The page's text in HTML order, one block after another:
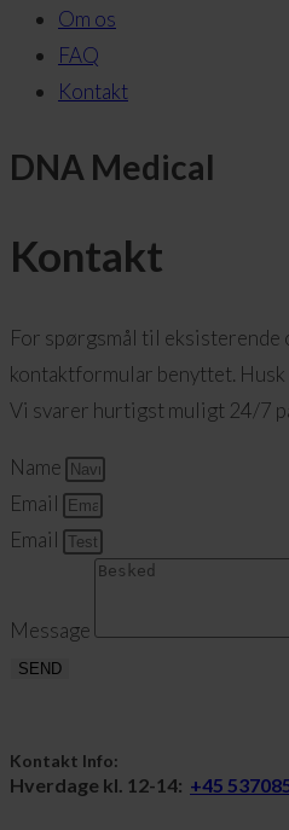
Om os
FAQ
Kontakt
DNA Medical
Kontakt
For spørgsmål til eksisterende
kontaktformular benyttet.
Vi svarer hurtigst muligt 24/7
Name
Email
Email
Message
SEND
Kontakt Info:
Hverdage kl. 12-14: +45